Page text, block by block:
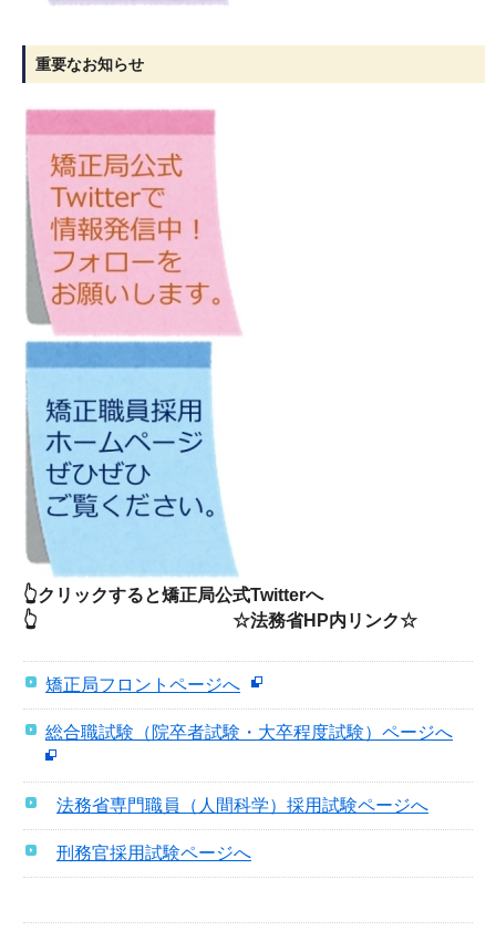
重要なお知らせ
👆クリックすると矯正局公式Twitterへ
👆 ☆法務省HP内リンク☆
矯正局フロントページへ
総合職試験（院卒者試験・大卒程度試験）ページへ
法務省専門職員（人間科学）採用試験ページへ
刑務官採用試験ページへ